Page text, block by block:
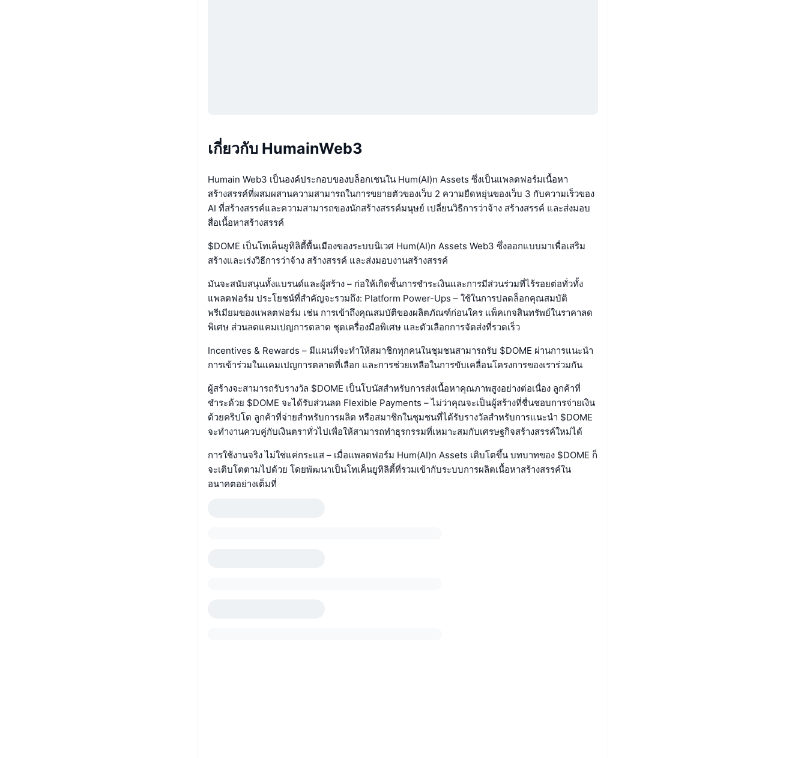
เกี่ยวกับ HumainWeb3
Humain Web3 เป็นองค์ประกอบของบล็อกเชนใน Hum(AI)n Assets ซึ่งเป็นแพลตฟอร์มเนื้อหา
สร้างสรรค์ที่ผสมผสานความสามารถในการขยายตัวของเว็บ 2 ความยืดหยุ่นของเว็บ 3 กับความเร็วของ
AI ที่สร้างสรรค์และความสามารถของนักสร้างสรรค์มนุษย์ เปลี่ยนวิธีการว่าจ้าง สร้างสรรค์ และส่งมอบ
สื่อเนื้อหาสร้างสรรค์
$DOME เป็นโทเค็นยูทิลิตี้พื้นเมืองของระบบนิเวศ Hum(AI)n Assets Web3 ซึ่งออกแบบมาเพื่อเสริม
สร้างและเร่งวิธีการว่าจ้าง สร้างสรรค์ และส่งมอบงานสร้างสรรค์
มันจะสนับสนุนทั้งแบรนด์และผู้สร้าง – ก่อให้เกิดชั้นการชำระเงินและการมีส่วนร่วมที่ไร้รอยต่อทั่วทั้ง
แพลตฟอร์ม ประโยชน์ที่สำคัญจะรวมถึง: Platform Power-Ups – ใช้ในการปลดล็อกคุณสมบัติ
พรีเมียมของแพลตฟอร์ม เช่น การเข้าถึงคุณสมบัติของผลิตภัณฑ์ก่อนใคร แพ็คเกจสินทรัพย์ในราคาลด
พิเศษ ส่วนลดแคมเปญการตลาด ชุดเครื่องมือพิเศษ และตัวเลือกการจัดส่งที่รวดเร็ว
Incentives & Rewards – มีแผนที่จะทำให้สมาชิกทุกคนในชุมชนสามารถรับ $DOME ผ่านการแนะนำ
การเข้าร่วมในแคมเปญการตลาดที่เลือก และการช่วยเหลือในการขับเคลื่อนโครงการของเราร่วมกัน
ผู้สร้างจะสามารถรับรางวัล $DOME เป็นโบนัสสำหรับการส่งเนื้อหาคุณภาพสูงอย่างต่อเนื่อง ลูกค้าที่
ชำระด้วย $DOME จะได้รับส่วนลด Flexible Payments – ไม่ว่าคุณจะเป็นผู้สร้างที่ชื่นชอบการจ่ายเงิน
ด้วยคริปโต ลูกค้าที่จ่ายสำหรับการผลิต หรือสมาชิกในชุมชนที่ได้รับรางวัลสำหรับการแนะนำ $DOME
จะทำงานควบคู่กับเงินตราทั่วไปเพื่อให้สามารถทำธุรกรรมที่เหมาะสมกับเศรษฐกิจสร้างสรรค์ใหม่ได้
การใช้งานจริง ไม่ใช่แค่กระแส – เมื่อแพลตฟอร์ม Hum(AI)n Assets เติบโตขึ้น บทบาทของ $DOME ก็
จะเติบโตตามไปด้วย โดยพัฒนาเป็นโทเค็นยูทิลิตี้ที่รวมเข้ากับระบบการผลิตเนื้อหาสร้างสรรค์ใน
อนาคตอย่างเต็มที่